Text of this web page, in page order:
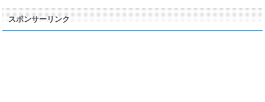
スポンサーリンク